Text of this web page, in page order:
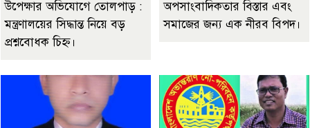
উপেক্ষার অভিযোগে তোলপাড় :
মন্ত্রণালয়ের সিদ্ধান্ত নিয়ে বড়
প্রশ্নবোধক চিহ্ন।
অপসাংবাদিকতার বিস্তার এবং
সমাজের জন্য এক নীরব বিপদ।